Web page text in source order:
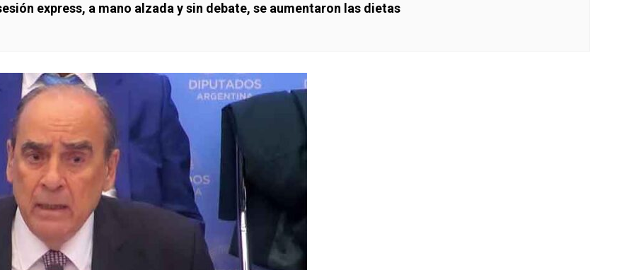
express, a mano alzada y sin debate, se aumentaron las dietas